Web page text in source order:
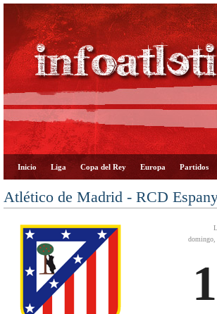
Inicio Liga Copa del Rey Europa Partidos
Atlético de Madrid - RCD
domingo,